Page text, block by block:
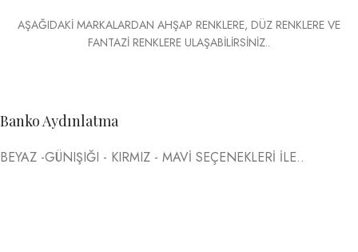
AŞAĞIDAKİ MARKALARDAN AHŞAP RENKLERE, DÜZ RENKLERE VE
FANTAZİ RENKLERE ULAŞABİLİRSİNİZ..
Banko Aydınlatma
BEYAZ -GÜNIŞIĞI - KIRMIZ - MAVİ SEÇENEKLERİ İLE..